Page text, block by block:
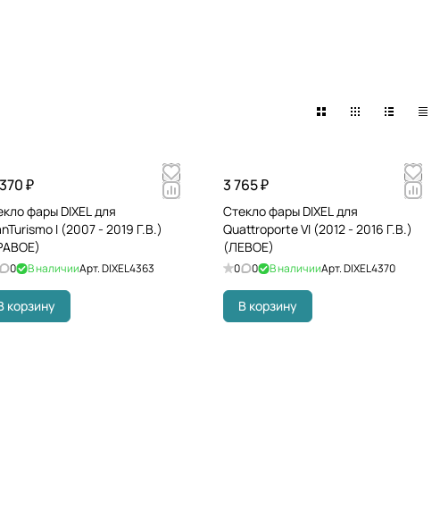
₽
фары DIXEL для
I (2007 - 2019 Г.В.)
0 В наличииАрт.DIXEL4363
корзину
3 765 ₽
Стекло фары DIXEL для
Quattroporte VI (2012 - 2016 Г.В.)
(ЛЕВОЕ)
0 0 В наличииАрт.DIXEL4370
В корзину